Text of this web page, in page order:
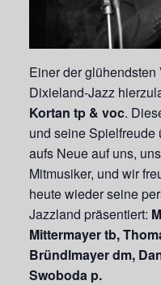
Einer der glühendsten
Dixieland-Jazz
Kortan tp & voc.
und seine Spielfreude
aufs Neue auf uns,
Mitmusiker, und wir
heute wieder seine
Jazzland präsentiert:
Mittermayer tb,
Bründlmayer dm,
Swoboda p.